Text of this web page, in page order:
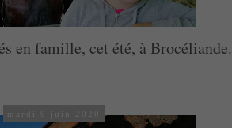
en famille, cet été, à Brocéliande.
mardi 9 juin 2020